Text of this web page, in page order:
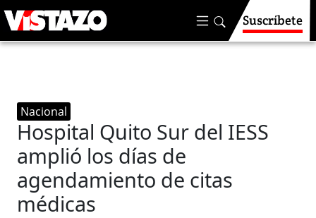
Suscríbete
Nacional
Hospital Quito Sur del IESS
amplió los días de
agendamiento de citas
médicas